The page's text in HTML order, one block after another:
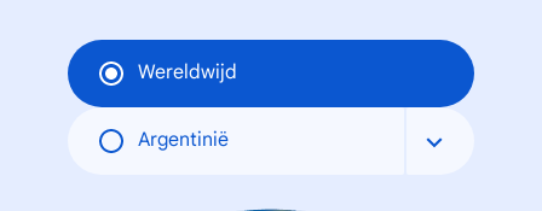
Wereldwijd
Argentinië